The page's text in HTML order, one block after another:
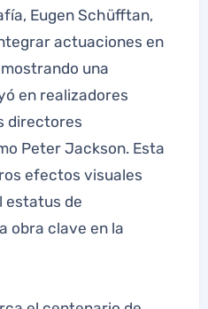
Eugen Schüfftan,
actuaciones en
una
en realizadores
directores
Peter Jackson. Esta
efectos visuales
estatus de
obra clave en la